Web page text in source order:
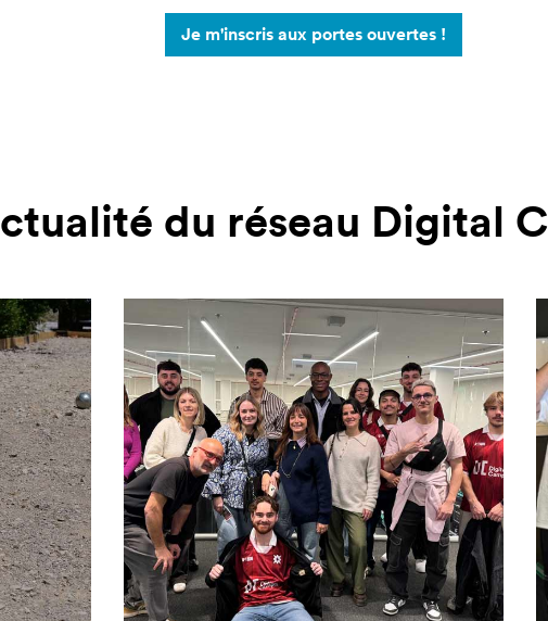
Je m'inscris aux portes ouvertes !
du réseau Digital